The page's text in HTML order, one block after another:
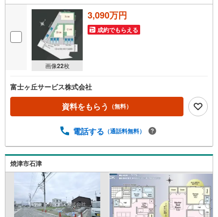
画像22枚
3,090万円
成約でもらえる
富士ヶ丘サービス株式会社
資料をもらう （無料）
電話する （通話料無料）
焼津市石津